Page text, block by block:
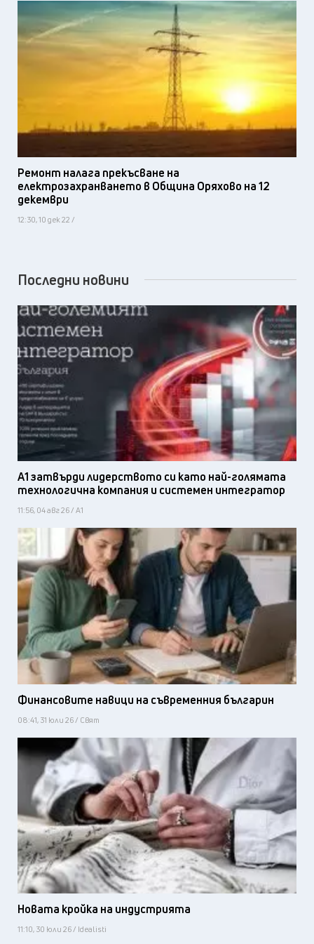
Ремонт налага прекъсване на
електрозахранването в Община Оряхово на 12
декември
12:30, 10 дек 22 /
Последни новини
А1 затвърди лидерството си като най-голямата
технологична компания и системен интегратор
11:56, 04 авг 26 / А1
Финансовите навици на съвременния българин
08:41, 31 юли 26 / Свят
Новата кройка на индустрията
11:10, 30 юли 26 / Idealisti